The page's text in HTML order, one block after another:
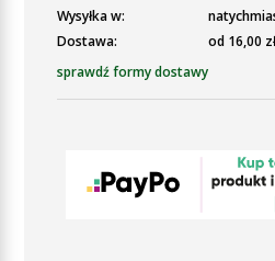
Wysyłka w:
Dostawa:
od 16,00 zł
Cena nie zawiera
sprawdź formy dostawy